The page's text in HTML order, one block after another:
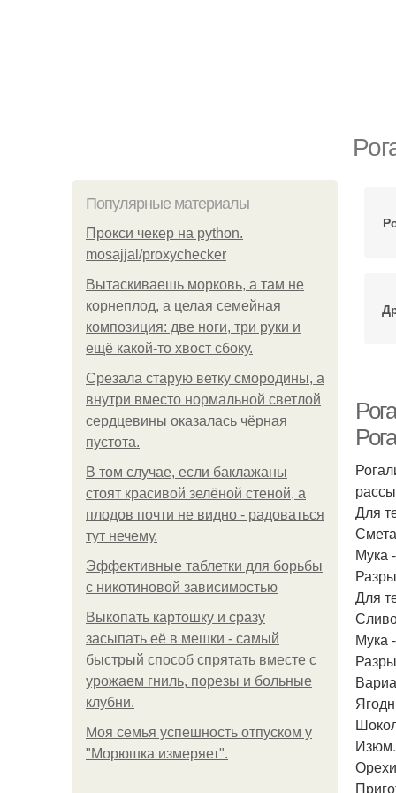
Популярные материалы
Прокси чекер на python.
mosajjal/proxychecker
Вытаскиваешь морковь, а там не
корнеплод, а целая семейная
композиция: две ноги, три руки и
ещё какой-то хвост сбоку.
Срезала старую ветку смородины, а
внутри вместо нормальной светлой
сердцевины оказалась чёрная
пустота.
В том случае, если баклажаны
стоят красивой зелёной стеной, а
плодов почти не видно - радоваться
тут нечему.
Эффективные таблетки для борьбы
с никотиновой зависимостью
Выкопать картошку и сразу
засыпать её в мешки - самый
быстрый способ спрятать вместе с
урожаем гниль, порезы и больные
клубни.
Моя семья успешность отпуском у
"Морюшка измеряет".
Для
Мука
Для
Мука
Изюм.